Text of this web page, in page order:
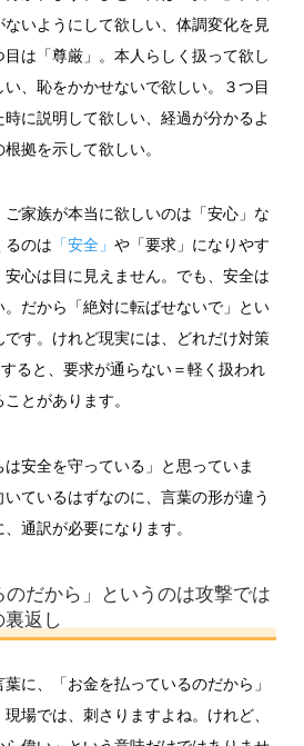
いようにして欲しい、体調変化を見
は「尊厳」。本人らしく扱って欲し
、恥をかかせないで欲しい。３つ目
に説明して欲しい、経過が分かるよ
拠を示して欲しい。
家族が本当に欲しいのは「安心」な
るのは 「安全」 や「要求」になりやす
心は目に見えません。でも、安全は
だから「絶対に転ばせないで」とい
です。けれど現実には、どれだけ対策
すると、要求が通らない＝軽く扱われ
とがあります。
安全を守っている」と思っていま
ているはずなのに、言葉の形が違う
通訳が必要になります。
のだから」というのは攻撃では
裏返し
に、「お金を払っているのだから」
場では、刺さりますよね。けれど、